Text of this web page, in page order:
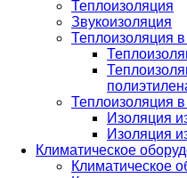
Теплоизоляция
Звукоизоляция
Теплоизоляция в
Теплоизоляция
Изоляция
Изоляция
Климатическое
Климатическое